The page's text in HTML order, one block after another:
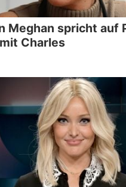
Meghan spricht auf
Charles